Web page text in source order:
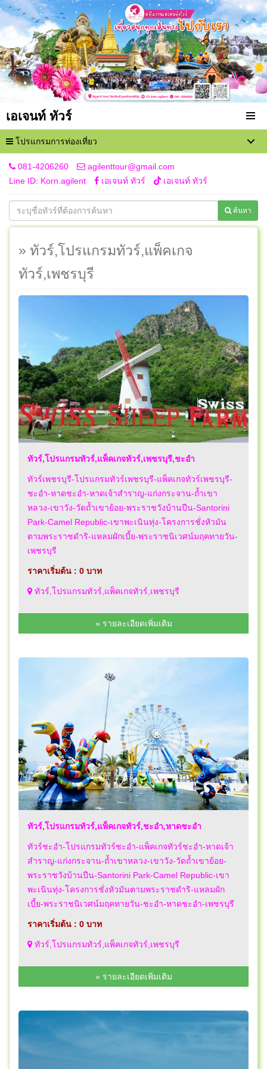
เอเจนท์ ทัวร์
โปรแกรมการท่องเที่ยว
081-4206260
agilenttour@gmail.com
Line ID: Korn.agilent
เอเจนท์ ทัวร์ เอเจนท์ ทัวร์
ค้นหา
» ทัวร์,โปรแกรมทัวร์,แพ็คเกจ
ทัวร์,เพชรบุรี
ทัวร์,โปรแกรมทัวร์,แพ็คเกจทัวร์,เพชรบุรี,ชะอำ
ทัวร์เพชรบุรี-โปรแกรมทัวร์เพชรบุรี-แพ็คเกจทัวร์เพชรบุรี-
ชะอำ-หาดชะอำ-หาดเจ้าสำราญ-แก่งกระจาน-ถ้ำเขา
หลวง-เขาวัง-วัดถ้ำเขาย้อย-พระราชวังบ้านปืน-Santorini
Park-Camel Republic-เขาพะเนินทุ่ง-โครงการชั่งหัวมัน
ตามพระราชดำริ-แหลมผักเบี้ย-พระราชนิเวศน์มฤคทายวัน-
เพชรบุรี
ราคาเริ่มต้น : 0 บาท
ทัวร์,โปรแกรมทัวร์,แพ็คเกจทัวร์,เพชรบุรี
» รายละเอียดเพิ่มเติม
ทัวร์,โปรแกรมทัวร์,แพ็คเกจทัวร์,ชะอำ,หาดชะอำ
ทัวร์ชะอำ-โปรแกรมทัวร์ชะอำ-แพ็คเกจทัวร์ชะอำ-หาดเจ้า
สำราญ-แก่งกระจาน-ถ้ำเขาหลวง-เขาวัง-วัดถ้ำเขาย้อย-
พระราชวังบ้านปืน-Santorini Park-Camel Republic-เขา
พะเนินทุ่ง-โครงการชั่งหัวมันตามพระราชดำริ-แหลมผัก
เบี้ย-พระราชนิเวศน์มฤคทายวัน-ชะอำ-หาดชะอำ-เพชรบุรี
ราคาเริ่มต้น : 0 บาท
ทัวร์,โปรแกรมทัวร์,แพ็คเกจทัวร์,เพชรบุรี
» รายละเอียดเพิ่มเติม